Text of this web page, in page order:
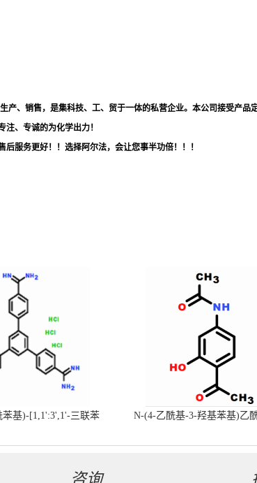
产、销售，是集科技、工、贸于一体的私营企业。本公司接受产
、专诚的为化学出力！
服务更好！！选择阿尔法，会让您事半功倍！！！
苯基)-[1,1':3',1'-三联苯
N-(4-乙酰基-3-羟基苯基)乙
咨询